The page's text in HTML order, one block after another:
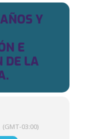
Y
E
DE LA
(GMT-03:00)